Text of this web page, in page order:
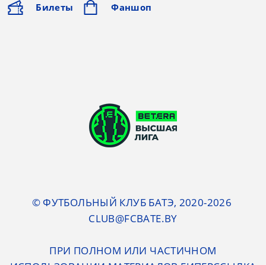
Билеты Фаншоп
© ФУТБОЛЬНЫЙ КЛУБ БАТЭ, 2020-2026
CLUB@FCBATE.BY
ПРИ ПОЛНОМ ИЛИ ЧАСТИЧНОМ